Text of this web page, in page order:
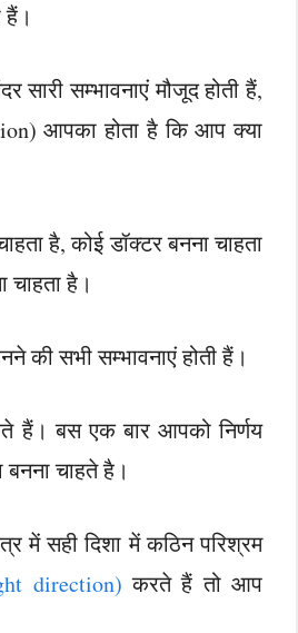
हैं।
सम्भावनाएं मौजूद होती हैं,
आपका होता है कि आप क्या
है, कोई डॉक्टर बनना चाहता
है।
सभी सम्भावनाएं होती हैं।
हैं। बस एक बार आपको निर्णय
बनना चाहते है।
में सही दिशा में कठिन परिश्रम
direction) करते हैं तो आप